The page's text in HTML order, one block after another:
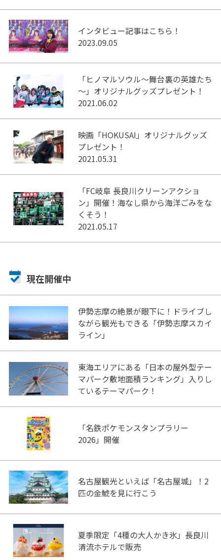
インタビュー記事はこちら！
2023.09.05
「ヒノマルソウル～舞台裏の英雄たち
～」オリジナルグッズプレゼント！
2021.06.02
映画「HOKUSAI」オリジナルグッズ
プレゼント！
2021.05.31
「FC岐阜 長良川クリーンアクショ
ン」開催！海なし県から海洋ごみをな
くそう！
2021.05.17
現在開催中
伊勢志摩の絶景が眼下に！ドライブし
ながら観光もできる「伊勢志摩スカイ
ライン」
東海エリアにある「日本の屋外型テー
マパーク敷地面積ランキング」入りし
ているテーマパーク！
「名鉄ポケモンスタンプラリー
2026」開催
名古屋観光といえば「名古屋城」！2
匹の金鯱を見に行こう
夏季限定「4種の大人かき氷」長良川
清流ホテルで販売